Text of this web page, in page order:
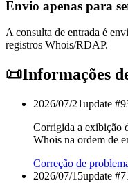
Envio apenas para
A consulta de entrada é
registros Whois/RDAP.
📜Informações
2026/07/21update #
Corrigida a exibição
Whois na ordem de
Correção de
2026/07/15update #